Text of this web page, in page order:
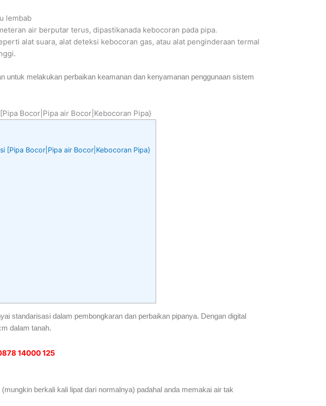
lembab
air berputar terus, dipastikanada kebocoran pada pipa.
alat suara, alat deteksi kebocoran gas, atau alat penginderaan termal
untuk melakukan perbaikan keamanan dan kenyamanan penggunaan sistem
Bocor|Pipa air Bocor|Kebocoran Pipa}
[Pipa Bocor|Pipa air Bocor|Kebocoran Pipa}
standarisasi dalam pembongkaran dan perbaikan pipanya. Dengan digital
dalam tanah.
14000 125
berkali kali lipat dari normalnya) padahal anda memakai air tak